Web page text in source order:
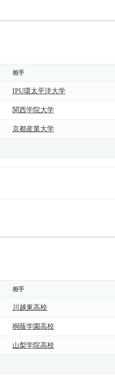
相手
IPU環太平洋大学
関西学院大学
京都産業大学
相手
川越東高校
桐蔭学園高校
山梨学院高校